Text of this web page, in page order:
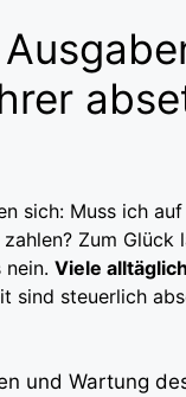
sich: Muss ich
Zum Glück
Viele
sind steuerlich
und Wartung